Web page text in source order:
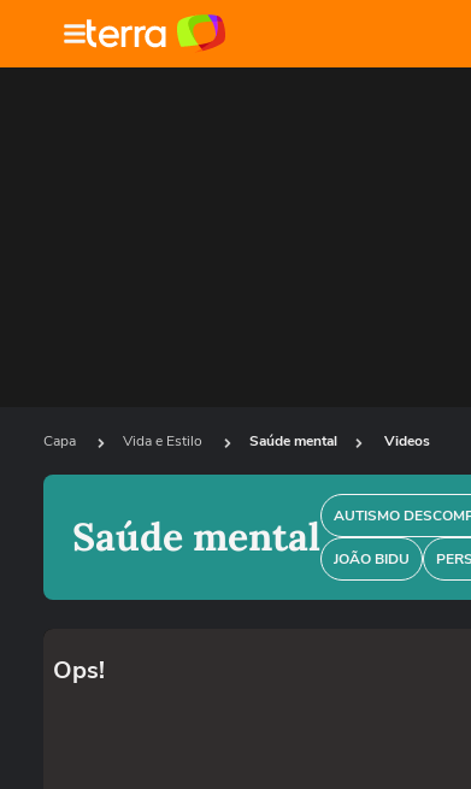
Capa Vida e Estilo Saúde mental Videos
Saúde mental AUTISMO
JOÃO BIDU
Ops!